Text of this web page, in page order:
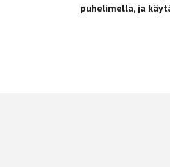
puhelimella, ja